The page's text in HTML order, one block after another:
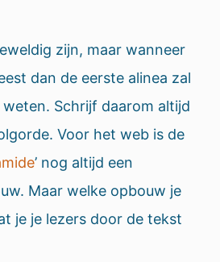
zijn, maar wanneer
dan de eerste alinea zal
Schrijf daarom altijd
Voor het web is de
’ nog altijd een
Maar welke opbouw je
je je lezers door de tekst